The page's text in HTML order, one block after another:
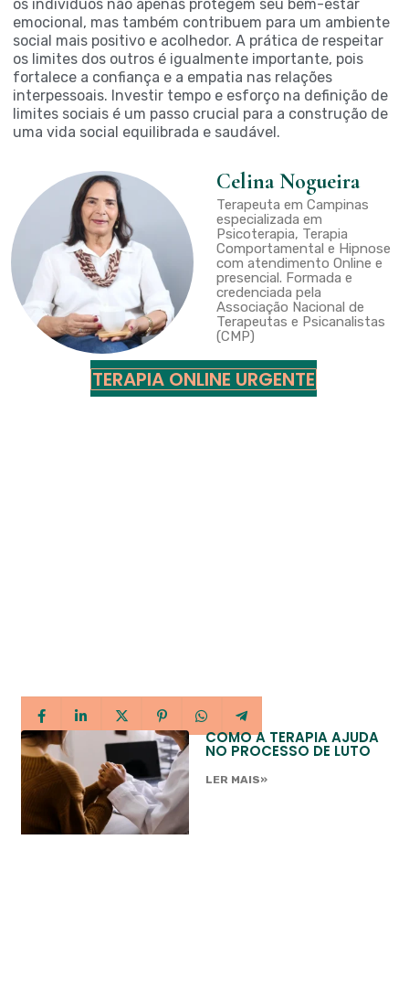
os indivíduos não apenas protegem seu bem-estar
emocional, mas também contribuem para um ambiente
social mais positivo e acolhedor. A prática de respeitar
os limites dos outros é igualmente importante, pois
fortalece a confiança e a empatia nas relações
interpessoais. Investir tempo e esforço na definição de
limites sociais é um passo crucial para a construção de
uma vida social equilibrada e saudável.
Celina Nogueira
Terapeuta em Campinas
especializada em
Psicoterapia, Terapia
Comportamental e Hipnose
com atendimento Online e
presencial. Formada e
credenciada pela
Associação Nacional de
Terapeutas e Psicanalistas
(CMP)
TERAPIA ONLINE URGENTE
COMO A TERAPIA AJUDA
NO PROCESSO DE LUTO
LER MAIS»